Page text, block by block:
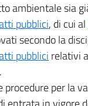
ambientale sia
pubblici, di cui al
secondo la
pubblici relativi
.
procedure per la